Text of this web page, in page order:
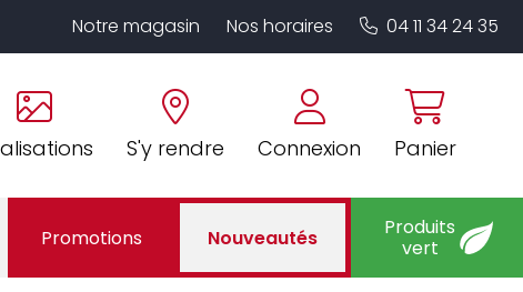
S'y rendre Connexion Panier
Notre magasin Nos horaires 04 11 34 24 35
Promotions Nouveautés
Produits
vert